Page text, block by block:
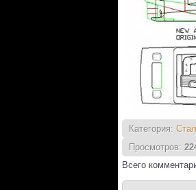
Категория:
Просмотров:
Всего